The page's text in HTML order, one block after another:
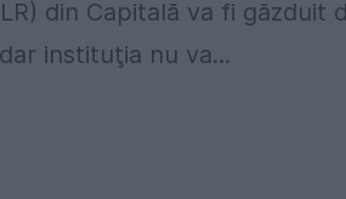
din Capitală va fi găzduit
instituţia nu va...